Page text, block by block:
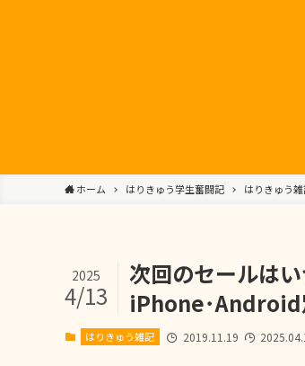
ホーム はりきゅう学生奮闘記 はりきゅう
次回のセールは
iPhone･Android
2025
4/13
はりきゅう雑記 2019.11.19